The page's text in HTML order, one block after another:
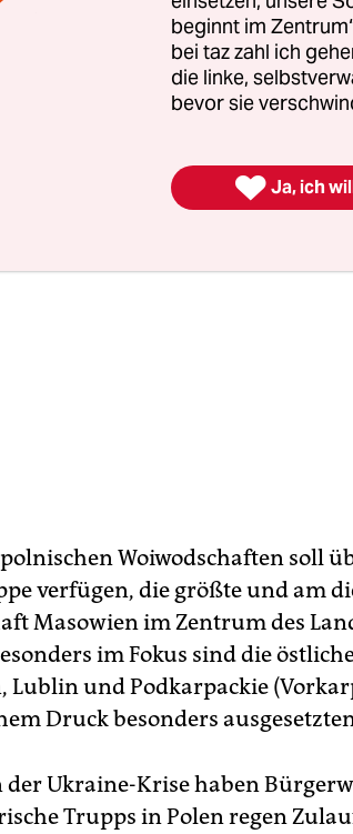
ausgehende Gefahr eines
von Militärs auf polnisches
polnischen Woiwodschaften soll
verfügen, die größte und am
Masowien im Zentrum des
im Fokus sind die
Lublin und Podkarpackie
Druck besonders
der Ukraine-Krise haben
Trupps in Polen regen
beginnt im
bei taz zahl ich
die linke,
bevor sie
 Ja, ich